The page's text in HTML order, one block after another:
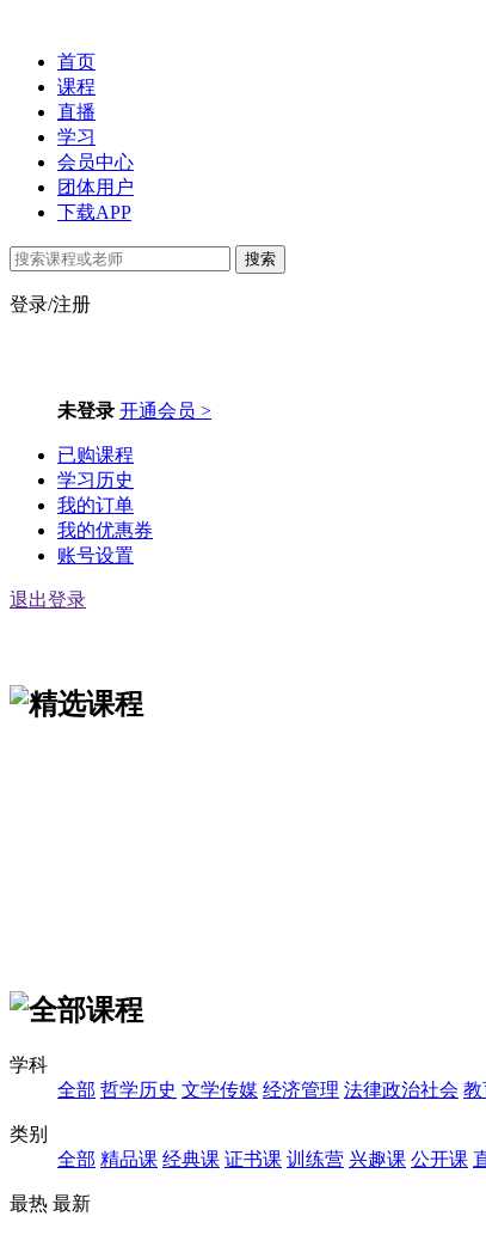
首页
课程
直播
学习
会员中心
团体用户
下载APP
搜索
登录/注册
未登录 开通会员 >
已购课程
学习历史
我的订单
我的优惠券
账号设置
退出登录
学科
全部 哲学历史 文学传媒 经济管理 法律政治社会 教
类别
全部 精品课 经典课 证书课 训练营 兴趣课 公开课
最热 最新